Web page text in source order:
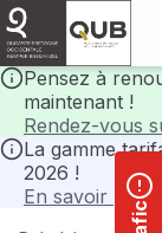
principal
Pensez à
maintenant !
Rendez-vous
La gamme
2026 !
En savoir plus
Panneau de